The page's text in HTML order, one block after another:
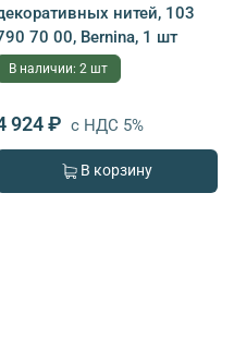
нитей, 103
70 00, Bernina, 1 шт
В наличии: 2 шт
924 ₽ с НДС 5%
В корзину